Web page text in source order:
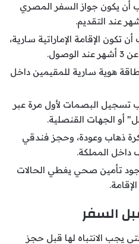
أن يكون جواز السفر المصري
تكون الإقامة الإماراتية سارية،
هوية سارية للمقيمين داخل
تسجيل البصمات لأول مرة عبر
أو الجهات القنصلية.
ذهاب وعودة، وحجز فندقي
داخل المملكة.
تأمين صحي يغطي الحالات
يجب الانتباه لها قبل حجز